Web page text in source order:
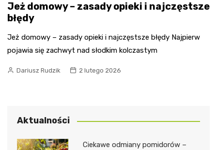
Jeż domowy – zasady opieki i najczęstsze
błędy
Jeż domowy – zasady opieki i najczęstsze błędy Najpierw
pojawia się zachwyt nad słodkim kolczastym
Dariusz Rudzik 2 lutego 2026
Aktualności
Ciekawe odmiany pomidorów –